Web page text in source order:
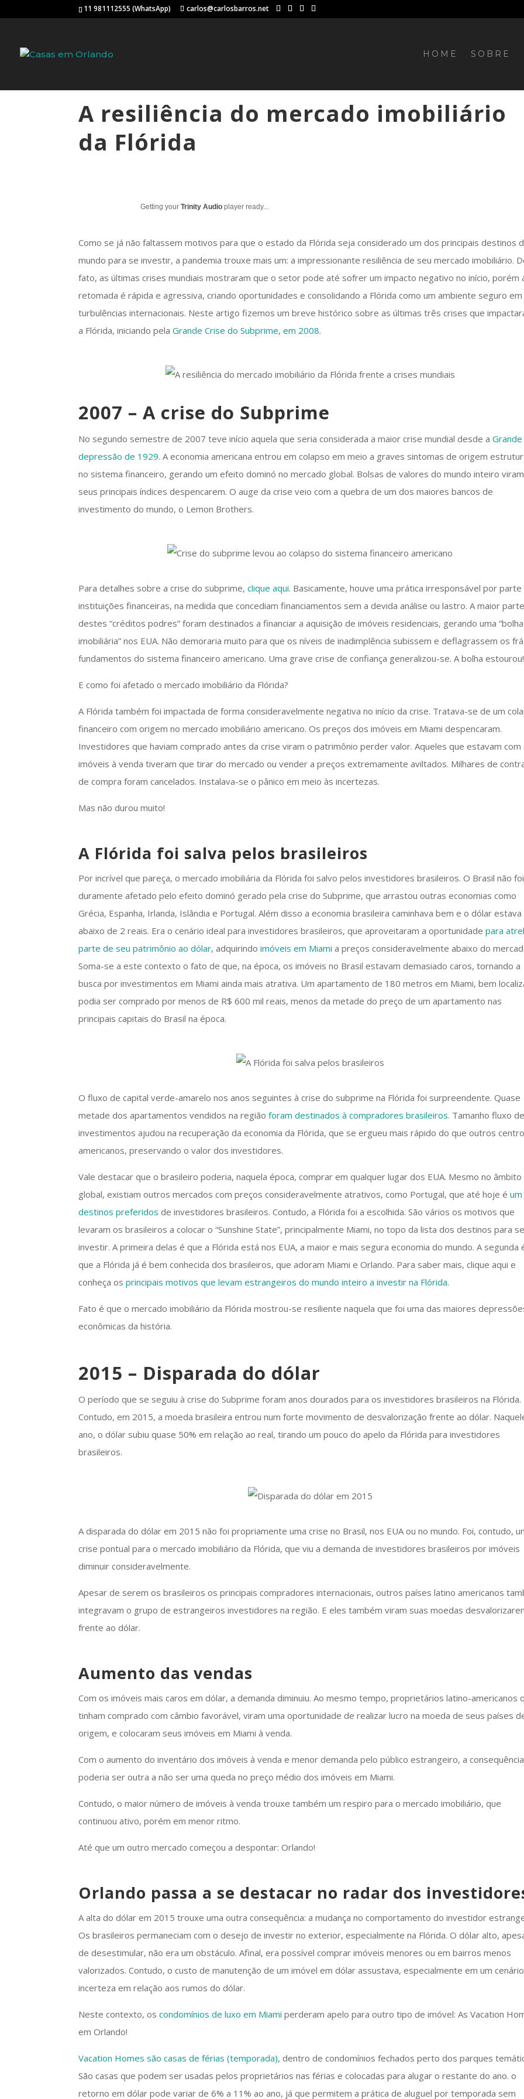
11 981112555 (WhatsApp) carlos@carlosbarros.net
HOME SOBRE
A resiliência do mercado imobiliário
da Flórida
Getting yourTrinity Audio player ready...
Como se já não faltassem motivos para que o estado da Flórida seja considerado um dos principais destinos
mundo para se investir, a pandemia trouxe mais um: a impressionante resiliência de seu mercado imobiliário.
fato, as últimas crises mundiais mostraram que o setor pode até sofrer um impacto negativo no início, porém
retomada é rápida e agressiva, criando oportunidades e consolidando a Flórida como um ambiente seguro em
turbulências internacionais. Neste artigo fizemos um breve histórico sobre as últimas três crises que
a Flórida, iniciando pelaGrande Crise do Subprime, em 2008.
2007 – A crise do Subprime
No segundo semestre de 2007 teve início aquela que seria considerada a maior crise mundial desde aGrande
depressão de 1929. A economia americana entrou em colapso em meio a graves sintomas de origem
no sistema financeiro, gerando um efeito dominó no mercado global. Bolsas de valores do mundo inteiro viram
seus principais índices despencarem. O auge da crise veio com a quebra de um dos maiores bancos de
investimento do mundo, o Lemon Brothers.
Para detalhes sobre a crise do subprime,clique aqui. Basicamente, houve uma prática irresponsável por parte
instituições financeiras, na medida que concediam financiamentos sem a devida análise ou lastro. A maior parte
destes “créditos podres” foram destinados a financiar a aquisição de imóveis residenciais, gerando uma “bolha
imobiliária” nos EUA. Não demoraria muito para que os níveis de inadimplência subissem e deflagrassem os
fundamentos do sistema financeiro americano. Uma grave crise de confiança generalizou-se. A bolha estourou!
E como foi afetado o mercado imobiliário da Flórida?
A Flórida também foi impactada de forma consideravelmente negativa no início da crise. Tratava-se de um
financeiro com origem no mercado imobiliário americano. Os preços dos imóveis em Miami despencaram.
Investidores que haviam comprado antes da crise viram o patrimônio perder valor. Aqueles que estavam com
imóveis à venda tiveram que tirar do mercado ou vender a preços extremamente aviltados. Milhares de
de compra foram cancelados. Instalava-se o pânico em meio às incertezas.
Mas não durou muito!
A Flórida foi salva pelos brasileiros
Por incrível que pareça, o mercado imobiliária da Flórida foi salvo pelos investidores brasileiros. O Brasil não foi
duramente afetado pelo efeito dominó gerado pela crise do Subprime, que arrastou outras economias como
Grécia, Espanha, Irlanda, Islândia e Portugal. Além disso a economia brasileira caminhava bem e o dólar estava
abaixo de 2 reais. Era o cenário ideal para investidores brasileiros, que aproveitaram a oportunidadepara
parte de seu patrimônio ao dólar, adquirindoimóveis em Miami a preços consideravelmente abaixo do
Soma-se a este contexto o fato de que, na época, os imóveis no Brasil estavam demasiado caros, tornando a
busca por investimentos em Miami ainda mais atrativa. Um apartamento de 180 metros em Miami, bem
podia ser comprado por menos de R$ 600 mil reais, menos da metade do preço de um apartamento nas
principais capitais do Brasil na época.
O fluxo de capital verde-amarelo nos anos seguintes à crise do subprime na Flórida foi surpreendente. Quase
metade dos apartamentos vendidos na regiãoforam destinados à compradores brasileiros. Tamanho fluxo de
investimentos ajudou na recuperação da economia da Flórida, que se ergueu mais rápido do que outros
americanos, preservando o valor dos investidores.
Vale destacar que o brasileiro poderia, naquela época, comprar em qualquer lugar dos EUA. Mesmo no âmbito
global, existiam outros mercados com preços consideravelmente atrativos, como Portugal, que até hoje é
destinos preferidos de investidores brasileiros. Contudo, a Flórida foi a escolhida. São vários os motivos que
levaram os brasileiros a colocar o “Sunshine State”, principalmente Miami, no topo da lista dos destinos para se
investir. A primeira delas é que a Flórida está nos EUA, a maior e mais segura economia do mundo. A segunda
que a Flórida já é bem conhecida dos brasileiros, que adoram Miami e Orlando. Para saber mais, clique aqui e
conheça osprincipais motivos que levam estrangeiros do mundo inteiro a investir na Flórida.
Fato é que o mercado imobiliário da Flórida mostrou-se resiliente naquela que foi uma das maiores
econômicas da história.
2015 – Disparada do dólar
O período que se seguiu à crise do Subprime foram anos dourados para os investidores brasileiros na Flórida.
Contudo, em 2015, a moeda brasileira entrou num forte movimento de desvalorização frente ao dólar.
ano, o dólar subiu quase 50% em relação ao real, tirando um pouco do apelo da Flórida para investidores
brasileiros.
A disparada do dólar em 2015 não foi propriamente uma crise no Brasil, nos EUA ou no mundo. Foi, contudo,
crise pontual para o mercado imobiliário da Flórida, que viu a demanda de investidores brasileiros por imóveis
diminuir consideravelmente.
Apesar de serem os brasileiros os principais compradores internacionais, outros países latino americanos
integravam o grupo de estrangeiros investidores na região. E eles também viram suas moedas
frente ao dólar.
Aumento das vendas
Com os imóveis mais caros em dólar, a demanda diminuiu. Ao mesmo tempo, proprietários latino-americanos
tinham comprado com câmbio favorável, viram uma oportunidade de realizar lucro na moeda de seus países
origem, e colocaram seus imóveis em Miami à venda.
Com o aumento do inventário dos imóveis à venda e menor demanda pelo público estrangeiro, a
poderia ser outra a não ser uma queda no preço médio dos imóveis em Miami.
Contudo, o maior número de imóveis à venda trouxe também um respiro para o mercado imobiliário, que
continuou ativo, porém em menor ritmo.
Até que um outro mercado começou a despontar: Orlando!
Orlando passa a se destacar no radar dos
A alta do dólar em 2015 trouxe uma outra consequência: a mudança no comportamento do investidor
Os brasileiros permaneciam com o desejo de investir no exterior, especialmente na Flórida. O dólar alto,
de desestimular, não era um obstáculo. Afinal, era possível comprar imóveis menores ou em bairros menos
valorizados. Contudo, o custo de manutenção de um imóvel em dólar assustava, especialmente em um
incerteza em relação aos rumos do dólar.
Neste contexto, oscondomínios de luxo em Miami perderam apelo para outro tipo de imóvel: As Vacation
em Orlando!
Vacation Homes são casas de férias (temporada), dentro de condomínios fechados perto dos parques
São casas que podem ser usadas pelos proprietários nas férias e colocadas para alugar o restante do ano. o
retorno em dólar pode variar de 6% a 11% ao ano, já que permitem a prática de aluguel por temporada sem